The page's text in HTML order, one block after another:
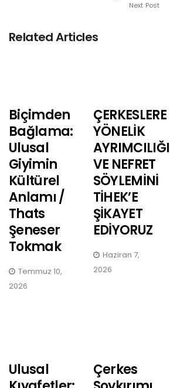
Next Post
Related Articles
Biçimden
Bağlama:
Ulusal
Giyimin
Kültürel
Anlamı /
Thats
Şeneser
Tokmak
Temmuz 10,
2026
ÇERKESLERE
YÖNELİK
AYRIMCILIĞI
VE NEFRET
SÖYLEMİNİ
TİHEK’E
ŞİKAYET
EDİYORUZ
Haziran 7,
2026
Ulusal
Çerkes